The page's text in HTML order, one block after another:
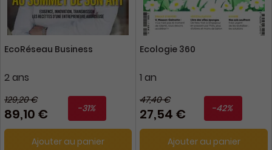
EcoRéseau Business
2 ans
129,20 €
89,10 € -31%
Ajouter au panier
Ecologie 360
1 an
47,40 €
27,54 € -42%
Ajouter au panier